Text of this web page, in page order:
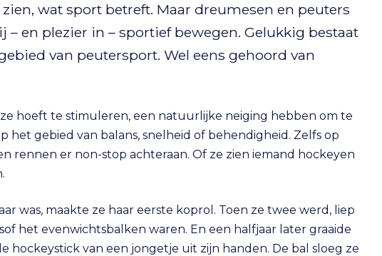
wat sport betreft. Maar dreumesen en peuters
en plezier in – sportief bewegen. Gelukkig bestaat
van peutersport. Wel eens gehoord van
hoeft te stimuleren, een natuurlijke neiging hebben om te
het gebied van balans, snelheid of behendigheid. Zelfs op
rennen er non-stop achteraan. Of ze zien iemand hockeyen
was, maakte ze haar eerste koprol. Toen ze twee werd, liep
het evenwichtsbalken waren. En een halfjaar later graaide
hockeystick van een jongetje uit zijn handen. De bal sloeg ze